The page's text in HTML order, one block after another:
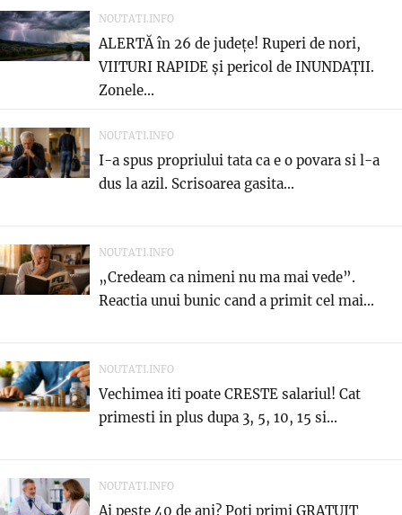
NOUTATI.INFO
ALERTĂ în 26 de județe! Ruperi de nori,
VIITURI RAPIDE și pericol de INUNDAȚII.
Zonele...
NOUTATI.INFO
I-a spus propriului tata ca e o povara si l-a
dus la azil. Scrisoarea gasita...
NOUTATI.INFO
„Credeam ca nimeni nu ma mai vede”.
Reactia unui bunic cand a primit cel mai...
NOUTATI.INFO
Vechimea iti poate CRESTE salariul! Cat
primesti in plus dupa 3, 5, 10, 15 si...
NOUTATI.INFO
Ai peste 40 de ani? Poti primi GRATUIT